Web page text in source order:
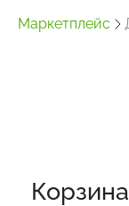
Маркетплейс